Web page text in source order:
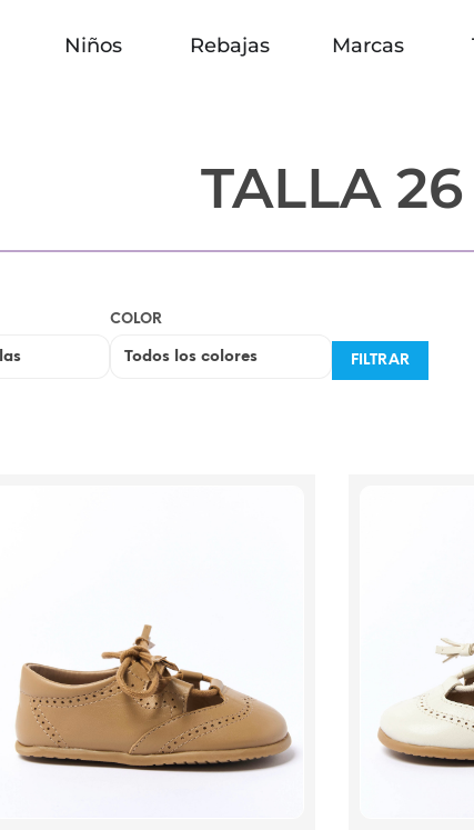
Niños Rebajas Marcas
TALLA 26
COLOR
FILTRAR